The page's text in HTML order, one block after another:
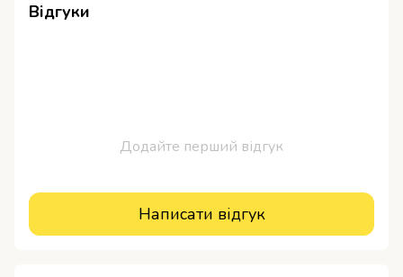
Відгуки
Додайте перший відгук
Написати відгук